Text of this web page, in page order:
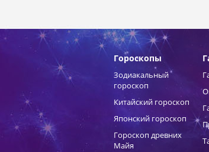
Гороскопы
Зодиакальный
гороскоп
Китайский гороскоп
Японский гороскоп
Гороскоп древних
Майя